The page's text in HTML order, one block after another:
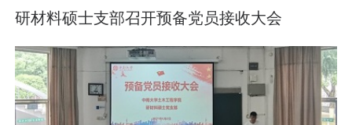
研材料硕士支部召开预备党员接收大会